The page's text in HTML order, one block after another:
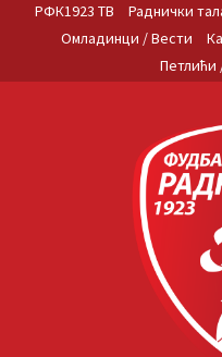
РФК1923 ТВ Раднички
Омладинци / Вести
Петлићи